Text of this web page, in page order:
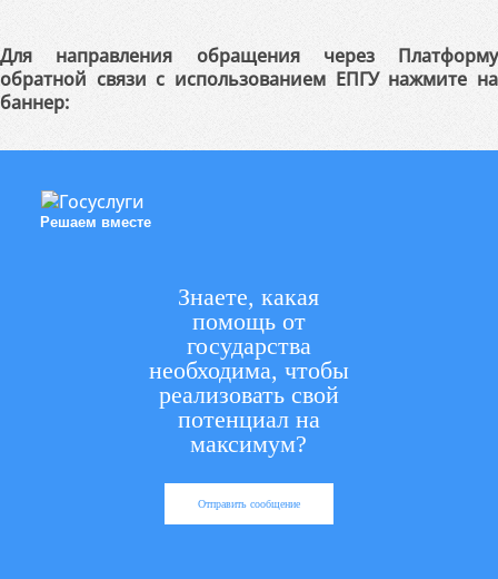
Для направления обращения через Платформу
обратной связи с использованием ЕПГУ нажмите на
баннер:
Решаем вместе
Знаете, какая
помощь от
государства
необходима, чтобы
реализовать свой
потенциал на
максимум?
Отправить сообщение